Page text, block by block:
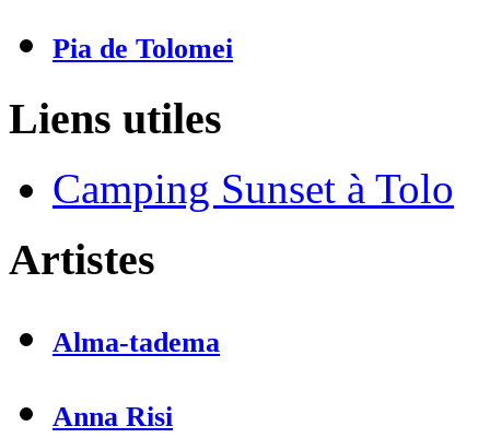
Pia de Tolomei
Liens utiles
Camping Sunset à Tolo
Artistes
Alma-tadema
Anna Risi